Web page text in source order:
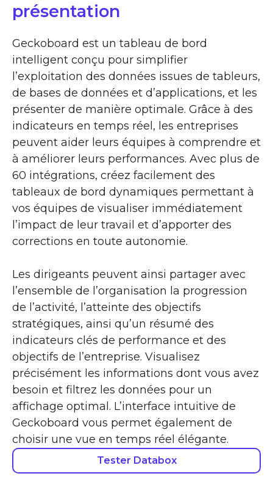
présentation
Geckoboard est un tableau de bord
intelligent conçu pour simplifier
l’exploitation des données issues de tableurs,
de bases de données et d’applications, et les
présenter de manière optimale. Grâce à des
indicateurs en temps réel, les entreprises
peuvent aider leurs équipes à comprendre et
à améliorer leurs performances. Avec plus de
60 intégrations, créez facilement des
tableaux de bord dynamiques permettant à
vos équipes de visualiser immédiatement
l’impact de leur travail et d’apporter des
corrections en toute autonomie.
Les dirigeants peuvent ainsi partager avec
l’ensemble de l’organisation la progression
de l’activité, l’atteinte des objectifs
stratégiques, ainsi qu’un résumé des
indicateurs clés de performance et des
objectifs de l’entreprise. Visualisez
précisément les informations dont vous avez
besoin et filtrez les données pour un
affichage optimal. L’interface intuitive de
Geckoboard vous permet également de
choisir une vue en temps réel élégante.
Tester Databox